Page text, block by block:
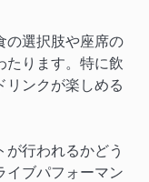
の選択肢や座席の
たります。特に飲
リンクが楽しめる
が行われるかどう
イブパフォーマン